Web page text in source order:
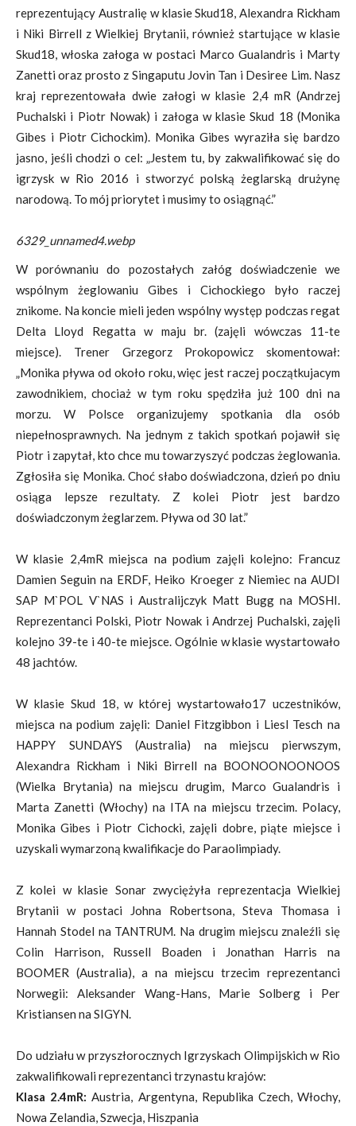
reprezentujący Australię w klasie Skud18, Alexandra Rickham
i Niki Birrell z Wielkiej Brytanii, również startujące w klasie
Skud18, włoska załoga w postaci Marco Gualandris i Marty
Zanetti oraz prosto z Singaputu Jovin Tan i Desiree Lim. Nasz
kraj reprezentowała dwie załogi w klasie 2,4 mR (Andrzej
Puchalski i Piotr Nowak) i załoga w klasie Skud 18 (Monika
Gibes i Piotr Cichockim). Monika Gibes wyraziła się bardzo
jasno, jeśli chodzi o cel: „Jestem tu, by zakwalifikować się do
igrzysk w Rio 2016 i stworzyć polską żeglarską drużynę
narodową. To mój priorytet i musimy to osiągnąć.”
6329_unnamed4.webp
W porównaniu do pozostałych załóg doświadczenie we
wspólnym żeglowaniu Gibes i Cichockiego było raczej
znikome. Na koncie mieli jeden wspólny występ podczas regat
Delta Lloyd Regatta w maju br. (zajęli wówczas 11-te
miejsce). Trener Grzegorz Prokopowicz skomentował:
„Monika pływa od około roku, więc jest raczej początkujacym
zawodnikiem, chociaż w tym roku spędziła już 100 dni na
morzu. W Polsce organizujemy spotkania dla osób
niepełnosprawnych. Na jednym z takich spotkań pojawił się
Piotr i zapytał, kto chce mu towarzyszyć podczas żeglowania.
Zgłosiła się Monika. Choć słabo doświadczona, dzień po dniu
osiąga lepsze rezultaty. Z kolei Piotr jest bardzo
doświadczonym żeglarzem. Pływa od 30 lat.”
W klasie 2,4mR miejsca na podium zajęli kolejno: Francuz
Damien Seguin na ERDF, Heiko Kroeger z Niemiec na AUDI
SAP M`POL V`NAS i Australijczyk Matt Bugg na MOSHI.
Reprezentanci Polski, Piotr Nowak i Andrzej Puchalski, zajęli
kolejno 39-te i 40-te miejsce. Ogólnie w klasie wystartowało
48 jachtów.
W klasie Skud 18, w której wystartowało17 uczestników,
miejsca na podium zajęli: Daniel Fitzgibbon i Liesl Tesch na
HAPPY SUNDAYS (Australia) na miejscu pierwszym,
Alexandra Rickham i Niki Birrell na BOONOONOONOOS
(Wielka Brytania) na miejscu drugim, Marco Gualandris i
Marta Zanetti (Włochy) na ITA na miejscu trzecim. Polacy,
Monika Gibes i Piotr Cichocki, zajęli dobre, piąte miejsce i
uzyskali wymarzoną kwalifikacje do Paraolimpiady.
Z kolei w klasie Sonar zwyciężyła reprezentacja Wielkiej
Brytanii w postaci Johna Robertsona, Steva Thomasa i
Hannah Stodel na TANTRUM. Na drugim miejscu znaleźli się
Colin Harrison, Russell Boaden i Jonathan Harris na
BOOMER (Australia), a na miejscu trzecim reprezentanci
Norwegii: Aleksander Wang-Hans, Marie Solberg i Per
Kristiansen na SIGYN.
Do udziału w przyszłorocznych Igrzyskach Olimpijskich w Rio
zakwalifikowali reprezentanci trzynastu krajów:
Klasa 2.4mR: Austria, Argentyna, Republika Czech, Włochy,
Nowa Zelandia, Szwecja, Hiszpania